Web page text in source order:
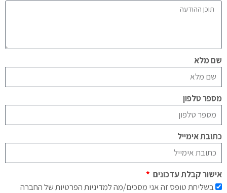
שם מלא
מספר טלפון
כתובת אימייל
אישור קבלת עדכונים
בשליחת טופס זה אני מסכים/מה למדיניות הפרטיות של החברה